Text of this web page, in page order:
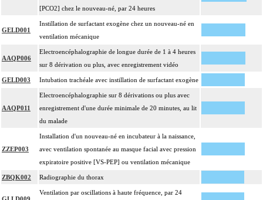
[PCO2] chez le nouveau-né, par 24 heures
GELD001
Instillation de surfactant exogène chez un nouveau-né en
ventilation mécanique
AAQP006
Electroencéphalographie de longue durée de 1 à 4 heures
sur 8 dérivation ou plus, avec enregistrement vidéo
GELD003 Intubation trachéale avec instillation de surfactant exogène
AAQP011
Electroencéphalographie sur 8 dérivations ou plus avec
enregistrement d'une durée minimale de 20 minutes, au lit
du malade
ZZEP003
Installation d'un nouveau-né en incubateur à la naissance,
avec ventilation spontanée au masque facial avec pression
expiratoire positive [VS-PEP] ou ventilation mécanique
ZBQK002 Radiographie du thorax
Ventilation par oscillations à haute fréquence, par 24